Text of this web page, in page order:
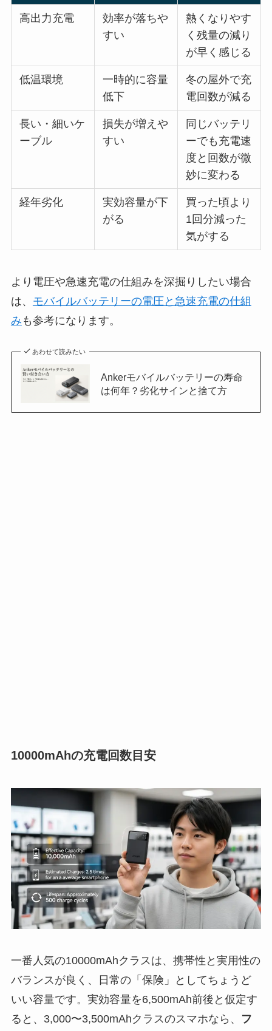
高出力充電
効率が落ちや
すい
熱くなりやす
く残量の減り
が早く感じる
低温環境
一時的に容量
低下
冬の屋外で充
電回数が減る
長い・細いケ
ーブル
損失が増えや
すい
同じバッテリ
ーでも充電速
度と回数が微
妙に変わる
経年劣化
実効容量が下
がる
買った頃より
1回分減った
気がする
より電圧や急速充電の仕組みを深掘りしたい場合
は、 モバイルバッテリーの電圧と急速充電の仕組
み も参考になります。
あわせて読みたい
Ankerモバイルバッテリーの寿命
は何年？劣化サインと捨て方
10000mAhの充電回数目安
一番人気の10000mAhクラスは、携帯性と実用性の
バランスが良く、日常の「保険」としてちょうど
いい容量です。実効容量を6,500mAh前後と仮定す
ると、3,000〜3,500mAhクラスのスマホなら、
フ